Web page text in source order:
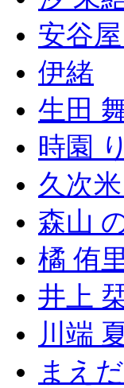
安谷
伊緒
生田
時園
久次
森山
橘 侑
井上
川端
まえ